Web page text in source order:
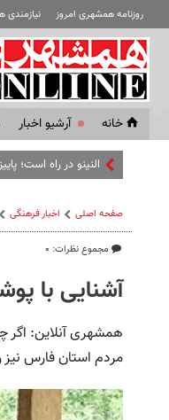
روزنامه همشهری امروز
خانه آرشیو اخبار
النینو در راه است؛
صفحه اصلی اخبار فرهنگی
مجموع نظرات: ۰
آشنایی با
همشهری آنلاین: اگر
مردم استان فارس